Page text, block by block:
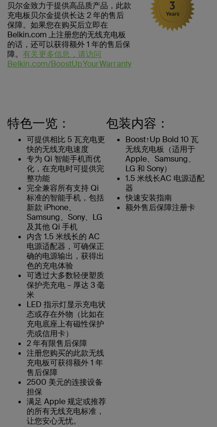
贝尔金致力于提供高品质产品，此款
充电板贝尔金提供长达 2 年的售后
保障。如果您在购买后立即在
Belkin.com 上注册您的无线充电板
的话，还可以获得额外 1 年的售后保
障。 有关更多信息，请访问
Belkin.com/BoostUpYourWarranty
特色一览：
可提供相比 5 瓦充电更
快的无线充电速度
专为 Qi 智能手机而优
化，在充电时可提供完
整功能
完全兼容所有支持 Qi
标准的智能手机，包括
新款 iPhone、
Samsung、Sony、LG
及其他 Qi 手机
内含 1.5 米线长的 AC
电源适配器，可确保正
确的电源输出，获得出
色的充电体验
可透过大多数轻便塑质
保护壳充电 – 厚达 3 毫
米
LED 指示灯显示充电状
态或存在外物（比如在
充电底座上有磁性保护
壳或信用卡）
2 年有限售后保障
注册您购买的此款无线
充电板可获得额外 1 年
售后保障
2500 美元的连接设备
担保
满足 Apple 规定或推荐
的所有无线充电标准，
让您安心无忧。
包装内容：
Boost↑Up Bold 10 瓦
无线充电板（适用于
Apple、Samsung、
LG 和 Sony）
1.5 米线长AC 电源适配
器
快速安装指南
额外售后保障注册卡